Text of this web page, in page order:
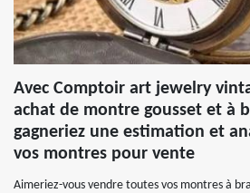
Avec Comptoir art jewelry
achat de montre gousset et à
gagneriez une estimation et
vos montres pour vente
Aimeriez-vous vendre toutes vos montres à